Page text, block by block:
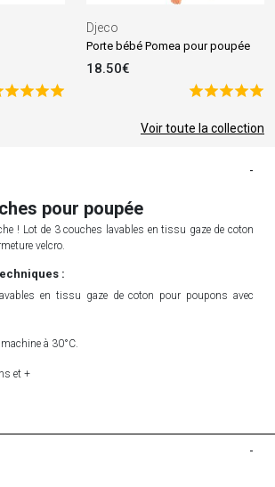
Djeco
Porte bébé Pomea pour poupée
18.50€
Voir toute la collection
-
pour poupée
! Lot de 3 couches lavables en tissu gaze de coton
velcro.
:
en tissu gaze de coton pour poupons avec
à 30°C.
et +
-